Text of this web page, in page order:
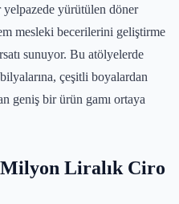
yürütülen döner
mesleki becerilerini geliştirme
sunuyor. Bu atölyelerde
çeşitli boyalardan
geniş bir ürün gamı ortaya
Liralık Ciro